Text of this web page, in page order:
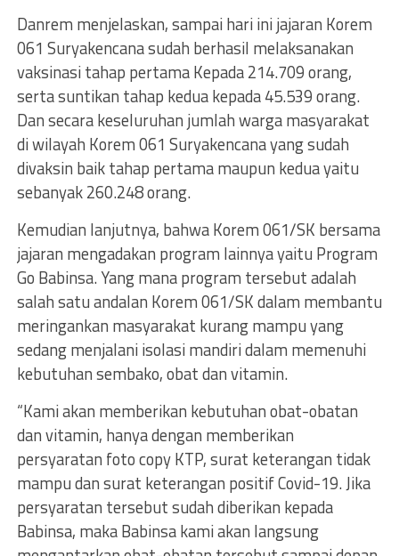
Danrem menjelaskan, sampai hari ini jajaran Korem
061 Suryakencana sudah berhasil melaksanakan
vaksinasi tahap pertama Kepada 214.709 orang,
serta suntikan tahap kedua kepada 45.539 orang.
Dan secara keseluruhan jumlah warga masyarakat
di wilayah Korem 061 Suryakencana yang sudah
divaksin baik tahap pertama maupun kedua yaitu
sebanyak 260.248 orang.
Kemudian lanjutnya, bahwa Korem 061/SK bersama
jajaran mengadakan program lainnya yaitu Program
Go Babinsa. Yang mana program tersebut adalah
salah satu andalan Korem 061/SK dalam membantu
meringankan masyarakat kurang mampu yang
sedang menjalani isolasi mandiri dalam memenuhi
kebutuhan sembako, obat dan vitamin.
“Kami akan memberikan kebutuhan obat-obatan
dan vitamin, hanya dengan memberikan
persyaratan foto copy KTP, surat keterangan tidak
mampu dan surat keterangan positif Covid-19. Jika
persyaratan tersebut sudah diberikan kepada
Babinsa, maka Babinsa kami akan langsung